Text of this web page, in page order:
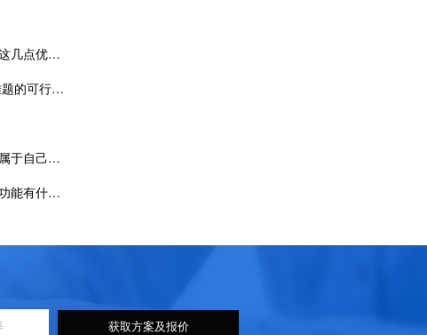
营销型网站建设过程中务必做好这几点优化工作
房产 app 开发：解决客户跟进难题的可行方案
客户找不着您？是时候拥有一个属于自己的家政服务App了
成都同城配送微信小程序开发的功能有什么？
获取方案及报价